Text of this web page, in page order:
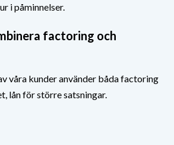
i påminnelser.
factoring och
våra kunder använder båda factoring
lån för större satsningar.